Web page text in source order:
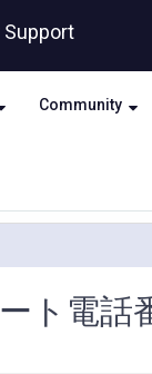
Community
ト電話